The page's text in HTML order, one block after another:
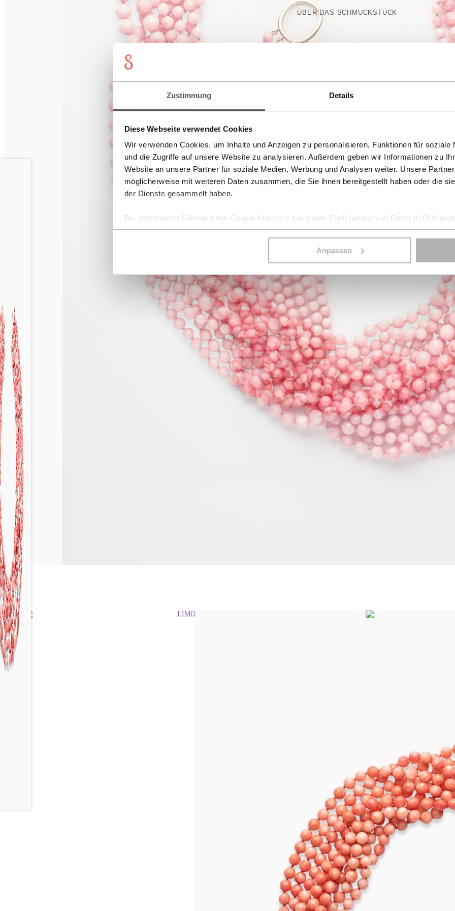
Zustimmung Details
Diese Webseite verwendet Cookies
Wir verwenden Cookies, um Inhalte und Anzeigen zu personalisieren, Funktionen für soziale
und die Zugriffe auf unsere Website zu analysieren. Außerdem geben wir Informationen zu
Website an unsere Partner für soziale Medien, Werbung und Analysen weiter. Unsere
möglicherweise mit weiteren Daten zusammen, die Sie ihnen bereitgestellt haben oder die
der Dienste gesammelt haben.
Bei bestimmten Diensten wie Google Analytics kann eine Speicherung von Daten in
ausgeschlossen werden.
Anpassen
ÜBER DAS SCHMUCKSTÜCK
DasMarettimo Collier
ist ein langes Unikat
Muschel-Chips fallen weich, dicht und
DESIGN & SILHOUETTE
WORTE DER KÜNSTLERIN
TRAGEINSPIRATION
MINI-FAQ
Das